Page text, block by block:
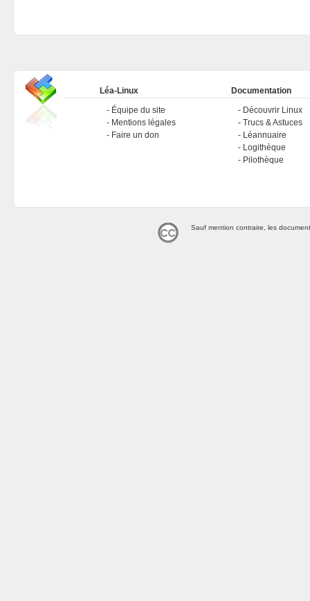
Léa-Linux
Équipe du site
Mentions légales
Faire un don
Documentation
Découvrir Linux
Trucs & Astuces
Léannuaire
Logithèque
Pilothèque
Sauf mention contraire, les